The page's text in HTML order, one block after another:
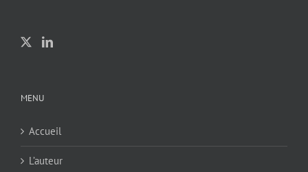
MENU
Accueil
L’auteur